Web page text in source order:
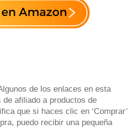
de los enlaces en esta
de afiliado a productos de
que si haces clic en ‘Comprar’
puedo recibir una pequeña